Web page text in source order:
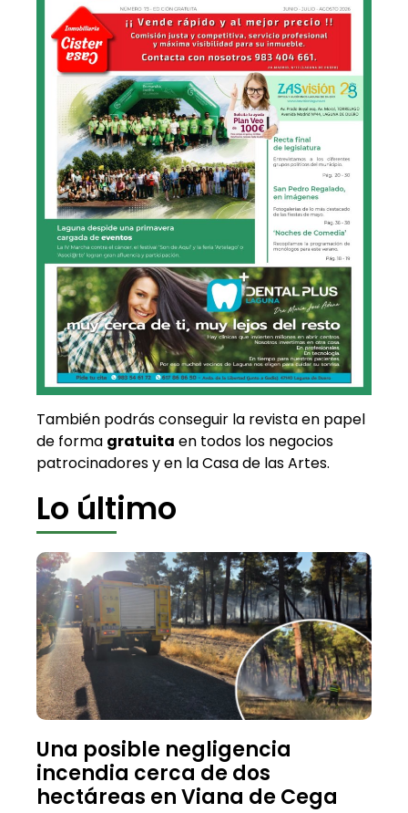
También podrás conseguir la revista en papel
de forma gratuita en todos los negocios
patrocinadores y en la Casa de las Artes.
Lo último
Una posible negligencia
incendia cerca de dos
hectáreas en Viana de Cega